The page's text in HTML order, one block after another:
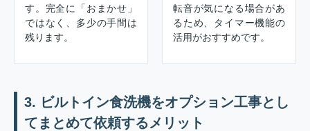
す。完全に「おまかせ」
ではなく、多少の手間は
残ります。
転音が気になる場合があ
るため、タイマー機能の
活用がおすすめです。
3. ビルトイン食洗機をオプション工事とし
てまとめて依頼するメリット